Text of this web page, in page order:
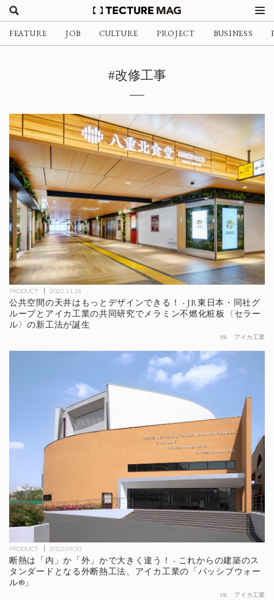
FEATURE JOB CULTURE PROJECT BUSINESS
#改修工事
PRODUCT 2022.11.18
公共空間の天井はもっとデザインできる！ - JR東日本・同社グ
ループとアイカ工業の共同研究でメラミン不燃化粧板〈セラー
ル〉の新工法が誕生
PR アイカ工業
PRODUCT 2022.09.30
断熱は「内」か「外」かで大きく違う！ - これからの建築のス
タンダードとなる外断熱工法、アイカ工業の「パッシブウォー
ル®︎」
PR アイカ工業